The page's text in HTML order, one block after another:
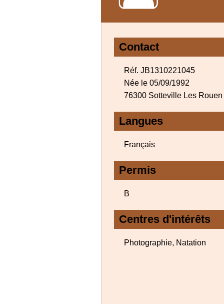
Contact
Réf. JB1310221045
Née le 05/09/1992
76300 Sotteville Les Rouen
Langues
Français
Permis
B
Centres d'intérêts
Photographie, Natation